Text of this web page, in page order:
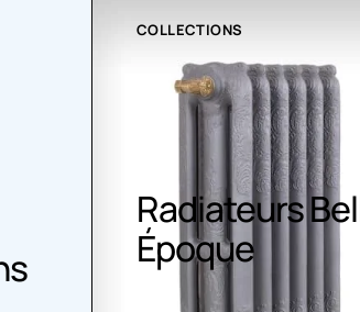
CLIMATISATION GREENOR
Climatisation
Greenor